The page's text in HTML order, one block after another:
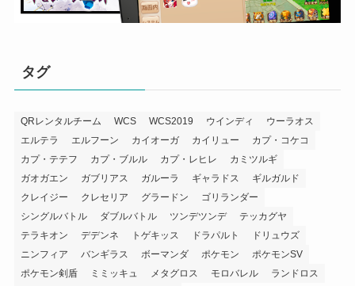
タグ
QRレンタルチーム WCS WCS2019 ウインディ
ウーラオス
エルテラ
エルフーン カイオーガ カイリュー
カプ・コケコ
カプ・テテフ
カプ・ブルル カプ・レヒレ
カミツルギ
ガオガエン
ガブリアス ガルーラ ギャラドス
ギルガルド
クレイジー
クレセリア グラードン
ゴリランダー
シングルバトル
ダブルバトル ツンデツンデ
テッカグヤ
テラキオン
デデンネ トゲキッス ドラパルト
ドリュウズ
ニンフィア
バンギラス ボーマンダ ポケモン
ポケモンSV
ポケモン剣盾
ミミッキュ メタグロス モロバレル
ランドロス